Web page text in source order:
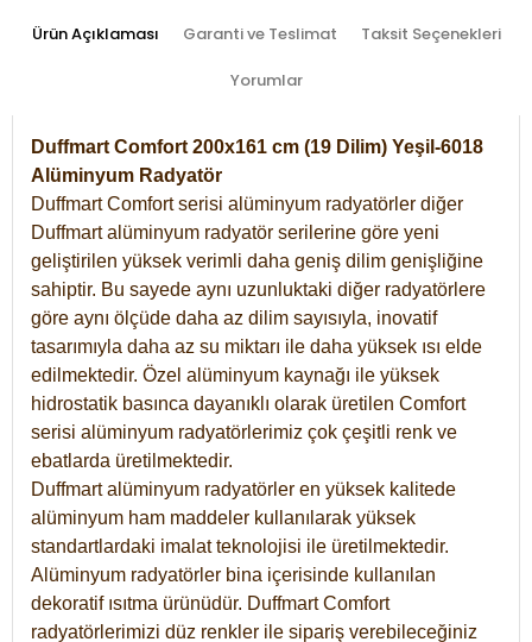
Ürün Açıklaması Garanti ve Teslimat Taksit Seçenekleri
Yorumlar
Duffmart Comfort 200x161 cm (19 Dilim) Yeşil-6018
Alüminyum Radyatör
Duffmart Comfort serisi alüminyum radyatörler diğer
Duffmart alüminyum radyatör serilerine göre yeni
geliştirilen yüksek verimli daha geniş dilim genişliğine
sahiptir. Bu sayede aynı uzunluktaki diğer radyatörlere
göre aynı ölçüde daha az dilim sayısıyla, inovatif
tasarımıyla daha az su miktarı ile daha yüksek ısı elde
edilmektedir. Özel alüminyum kaynağı ile yüksek
hidrostatik basınca dayanıklı olarak üretilen Comfort
serisi alüminyum radyatörlerimiz çok çeşitli renk ve
ebatlarda üretilmektedir.
Duffmart alüminyum radyatörler en yüksek kalitede
alüminyum ham maddeler kullanılarak yüksek
standartlardaki imalat teknolojisi ile üretilmektedir.
Alüminyum radyatörler bina içerisinde kullanılan
dekoratif ısıtma ürünüdür. Duffmart Comfort
radyatörlerimizi düz renkler ile sipariş verebileceğiniz